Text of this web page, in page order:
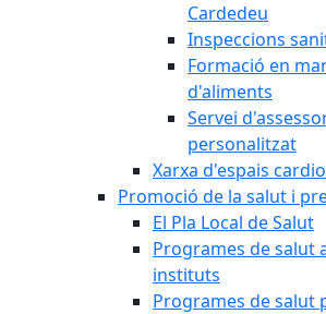
Cardedeu
Inspeccions
Formació en
d'aliments
Servei
personalitzat
Xarxa d'espais
Promoció de la salut i
El Pla Local de Salut
Programes de salut
instituts
Programes de salut